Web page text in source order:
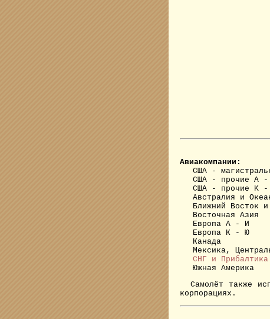
Авиакомпании:
США -
США - прочие A
США - прочие K
Австралия и
Ближний Восток
Восточная Азия
Европа А - И
Европа К - Ю
Канада
Мексика,
СНГ и Прибалтика
Южная Америка
Самолёт также
корпорациях.